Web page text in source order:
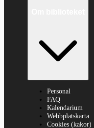
Personal
FAQ
Kalendarium
Webbplatskarta
Cookies (kakor)